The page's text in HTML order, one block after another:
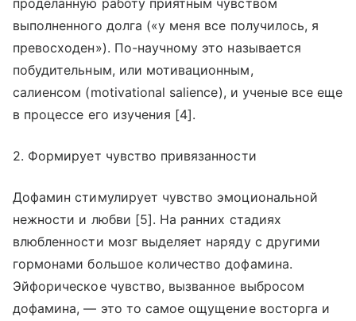
проделанную работу приятным чувством
выполненного долга («у меня все получилось, я
превосходен»). По-научному это называется
побудительным, или мотивационным,
салиенсом (motivational salience), и ученые все еще
в процессе его изучения [4].
2. Формирует чувство привязанности
Дофамин стимулирует чувство эмоциональной
нежности и любви [5]. На ранних стадиях
влюбленности мозг выделяет наряду с другими
гормонами большое количество дофамина.
Эйфорическое чувство, вызванное выбросом
дофамина, — это то самое ощущение восторга и